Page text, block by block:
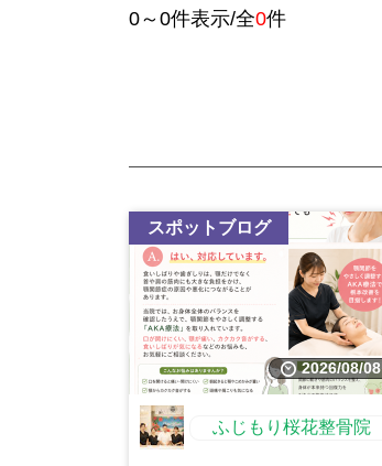
0～0件表示/全0件
スポットブログ
2026/08/08
ふじもり桜花整骨院